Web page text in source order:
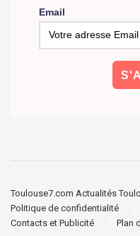
Email
Toulouse7.com Actualités
Politique de confidentialité
Contacts et Publicité
Plan